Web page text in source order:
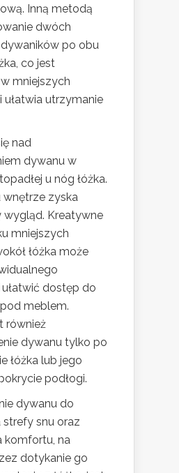
Inną metodą
dwóch
po obu
co jest
mniejszych
ułatwia utrzymanie
nad
dywanu w
u nóg łóżka.
wnętrze zyska
wygląd. Kreatywne
mniejszych
łóżka może
dostęp do
meblem.
również
dywanu tylko po
łóżka lub jego
podłogi.
dywanu do
snu oraz
komfortu, na
dotykanie go